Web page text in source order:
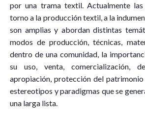
por una trama textil. Actualmente las
torno a la producción textil, a la
son amplias y abordan distintas
modos de producción, técnicas,
dentro de una comunidad, la
su uso, venta, comercialización,
apropiación, protección del
estereotipos y paradigmas que se
una larga lista.